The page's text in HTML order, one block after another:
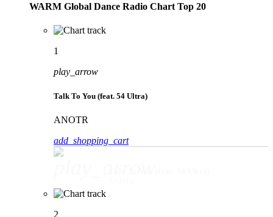
WARM Global Dance Radio Chart Top 20
1
play_arrow
Talk To You (feat. 54 Ultra)
ANOTR
add_shopping_cart
2